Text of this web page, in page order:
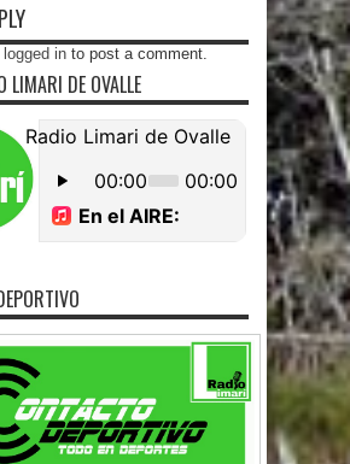
logged in to post a comment.
LIMARI DE OVALLE